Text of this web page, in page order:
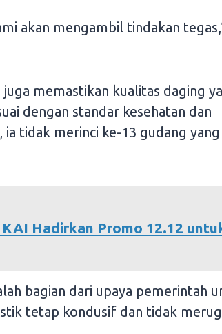
akan mengambil tindakan
memastikan kualitas daging
dengan standar kesehatan dan
ia tidak merinci ke-13 gudang yang
Hadirkan Promo 12.12
bagian dari upaya pemerintah
tetap kondusif dan tidak